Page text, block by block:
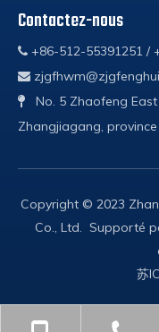
Contactez-nous
 +86-512-55391251 /


No. 5 Zhaofeng
Zhangjiagang,
Copyright © 2023
Co., Ltd. Supporté
苏